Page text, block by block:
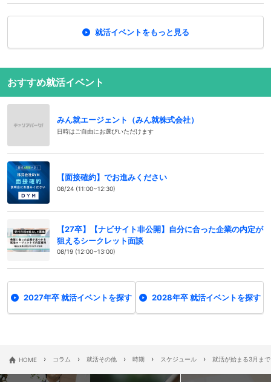
就活イベントをもっと見る
おすすめ就活イベント
みん就エージェント（みん就株式会社）
日時はご自由にお選びいただけます
【面接確約】でお進みください
08/24 (11:00~12:30)
【27卒】【ナビサイト非公開】自分に合った企業の内定が
狙えるシークレット面談
08/19 (12:00~13:00)
2027年卒 就活イベントを探す 2028年卒 就活イベントを探す
HOME › コラム › 就活その他 › 時期 › スケジュール › 就活が始まる3月ま